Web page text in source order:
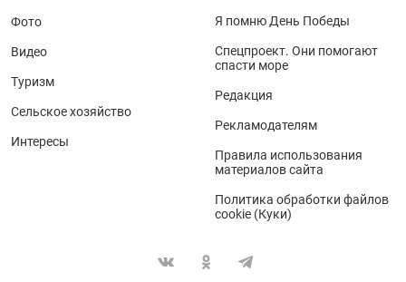
Фото
Видео
Туризм
Сельское хозяйство
Интересы
Я помню День Победы
Спецпроект. Они помогают
спасти море
Редакция
Рекламодателям
Правила использования
материалов сайта
Политика обработки файлов
cookie (Куки)